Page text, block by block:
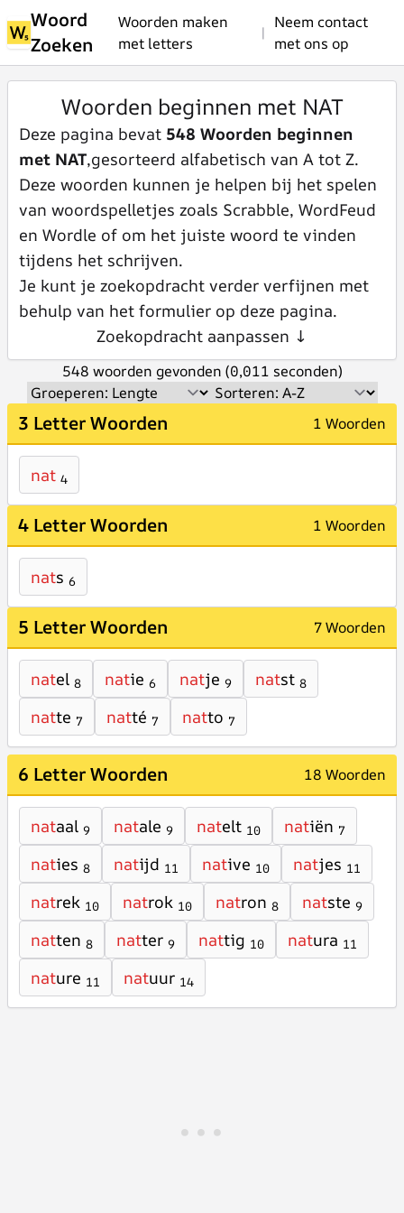
Woord
Zoeken
Woorden maken
met letters
|
Neem contact
met ons op
Woorden beginnen met NAT
Deze pagina bevat 548 Woorden beginnen
met NAT,gesorteerd alfabetisch van A tot Z.
Deze woorden kunnen je helpen bij het spelen
van woordspelletjes zoals Scrabble, WordFeud
en Wordle of om het juiste woord te vinden
tijdens het schrijven.
Je kunt je zoekopdracht verder verfijnen met
behulp van het formulier op deze pagina.
Zoekopdracht aanpassen ↓
548 woorden gevonden (0,011 seconden)
3 Letter Woorden 1 Woorden
nat 4
4 Letter Woorden 1 Woorden
nats 6
5 Letter Woorden 7 Woorden
natel 8 natie 6 natje 9 natst 8
natte 7 natté 7 natto 7
6 Letter Woorden 18 Woorden
nataal 9 natale 9 natelt 10 natiën 7
naties 8 natijd 11 native 10 natjes 11
natrek 10 natrok 10 natron 8 natste 9
natten 8 natter 9 nattig 10 natura 11
nature 11 natuur 14